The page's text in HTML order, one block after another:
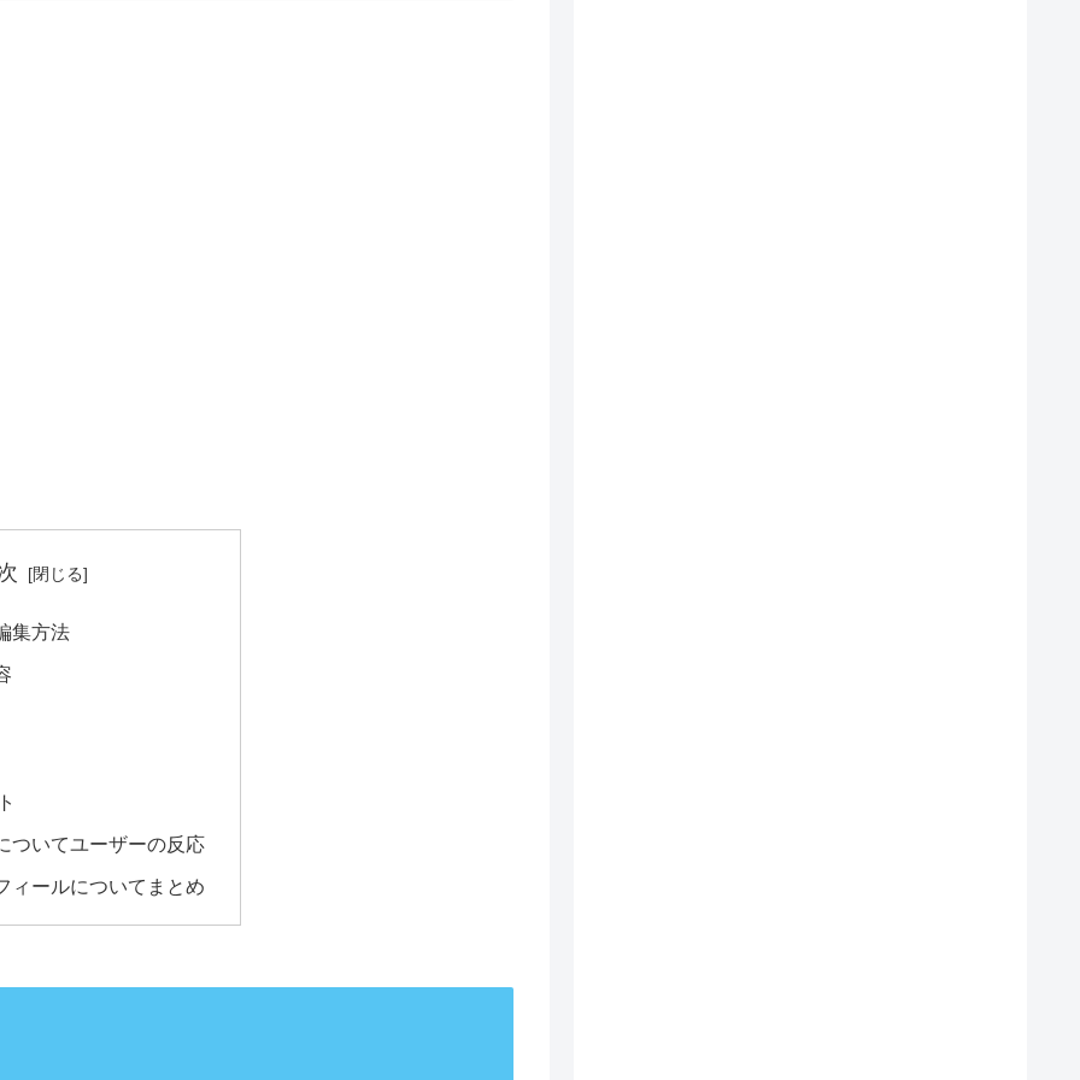
集方法
ついてユーザーの反応
ィールについてまとめ